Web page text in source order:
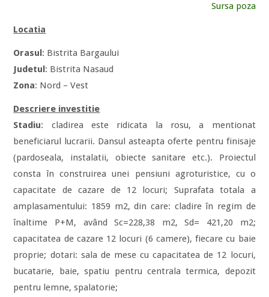
Sursa poza
Locatia
Orasul: Bistrita Bargaului
Judetul: Bistrita Nasaud
Zona: Nord – Vest
Descriere investitie
Stadiu: cladirea este ridicata la rosu, a mentionat
beneficiarul lucrarii. Dansul asteapta oferte pentru finisaje
(pardoseala, instalatii, obiecte sanitare etc.). Proiectul
consta în construirea unei pensiuni agroturistice, cu o
capacitate de cazare de 12 locuri; Suprafata totala a
amplasamentului: 1859 m2, din care: cladire în regim de
înaltime P+M, având Sc=228,38 m2, Sd= 421,20 m2;
capacitatea de cazare 12 locuri (6 camere), fiecare cu baie
proprie; dotari: sala de mese cu capacitatea de 12 locuri,
bucatarie, baie, spatiu pentru centrala termica, depozit
pentru lemne, spalatorie;